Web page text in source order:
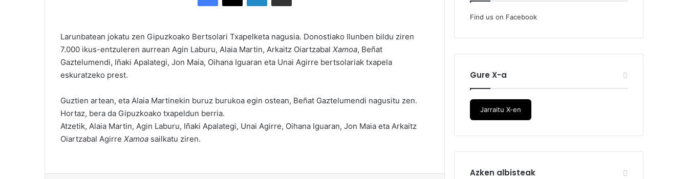
Larunbatean jokatu zen Gipuzkoako Bertsolari Txapelketa nagusia. Donostiako Ilunben bildu ziren
7.000 ikus-entzuleren aurrean Agin Laburu, Alaia Martin, Arkaitz Oiartzabal Xamoa, Beñat
Gaztelumendi, Iñaki Apalategi, Jon Maia, Oihana Iguaran eta Unai Agirre bertsolariak txapela
eskuratzeko prest.
Guztien artean, eta Alaia Martinekin buruz burukoa egin ostean, Beñat Gaztelumendi nagusitu zen.
Hortaz, bera da Gipuzkoako txapeldun berria.
Atzetik, Alaia Martin, Agin Laburu, Iñaki Apalategi, Unai Agirre, Oihana Iguaran, Jon Maia eta Arkaitz
Oiartzabal Agirre Xamoa sailkatu ziren.
Find us on Facebook
Gure X-a
Jarraitu X-en
Azken albisteak